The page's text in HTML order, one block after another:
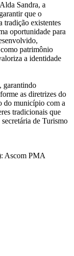
Sandra, a
que o
tradição existentes
oportunidade para
patrimônio
a identidade
garantindo
as diretrizes do
do município com a
tradicionais que
de Turismo
Ascom PMA